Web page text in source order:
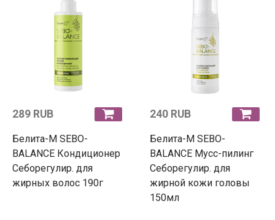
289 RUB
Белита-М SEBO-
BALANCE Кондиционер
Себорегулир. для
жирных волос 190г
240 RUB
Белита-М SEBO-
BALANCE Мусс-пилинг
Себорегулир. для
жирной кожи головы
150мл